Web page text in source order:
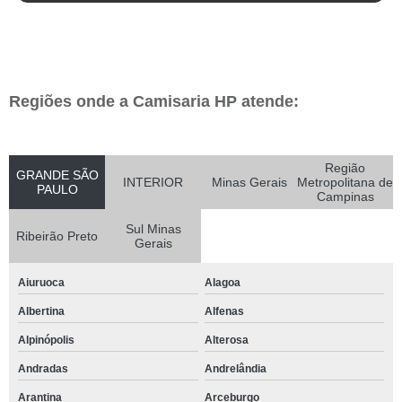
Regiões onde a Camisaria HP atende:
GRANDE SÃO
PAULO
INTERIOR Minas Gerais
Região
Metropolitana de
Campinas
Ribeirão Preto
Sul Minas
Gerais
Aiuruoca Alagoa
Albertina Alfenas
Alpinópolis Alterosa
Andradas Andrelândia
Arantina Arceburgo